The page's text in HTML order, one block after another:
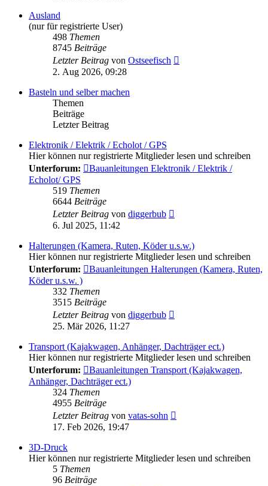
Ausland
(nur für registrierte User)
498 Themen
8745 Beiträge
Letzter Beitrag von Ostseefisch
2. Aug 2026, 09:28
Basteln und selber machen
Themen
Beiträge
Letzter Beitrag
Elektronik / Elektrik / Echolot / GPS
Hier können nur registrierte Mitglieder lesen und schreiben
Unterforum:
Bauanleitungen Elektronik / Elektrik /
Echolot/ GPS
519 Themen
6644 Beiträge
Letzter Beitrag von diggerbub
6. Jul 2025, 11:42
Halterungen (Kamera, Ruten, Köder u.s.w.)
Hier können nur registrierte Mitglieder lesen und schreiben
Unterforum:
Bauanleitungen Halterungen (Kamera, Ruten,
Köder u.s.w. )
332 Themen
3515 Beiträge
Letzter Beitrag von diggerbub
25. Mär 2026, 11:27
Transport (Kajakwagen, Anhänger, Dachträger ect.)
Hier können nur registrierte Mitglieder lesen und schreiben
Unterforum:
Bauanleitungen Transport (Kajakwagen,
Anhänger, Dachträger ect.)
324 Themen
4955 Beiträge
Letzter Beitrag von vatas-sohn
17. Feb 2026, 19:47
3D-Druck
Hier können nur registrierte Mitglieder lesen und schreiben
5 Themen
96 Beiträge